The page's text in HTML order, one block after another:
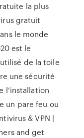
la plus
gratuit
le monde
est le
de la toile
une sécurité
l’installation
un pare feu ou
& VPN |
and get